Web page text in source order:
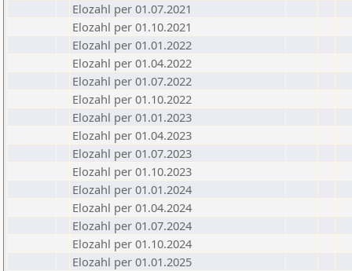
Elozahl per 01.07.2021
Elozahl per 01.10.2021
Elozahl per 01.01.2022
Elozahl per 01.04.2022
Elozahl per 01.07.2022
Elozahl per 01.10.2022
Elozahl per 01.01.2023
Elozahl per 01.04.2023
Elozahl per 01.07.2023
Elozahl per 01.10.2023
Elozahl per 01.01.2024
Elozahl per 01.04.2024
Elozahl per 01.07.2024
Elozahl per 01.10.2024
Elozahl per 01.01.2025